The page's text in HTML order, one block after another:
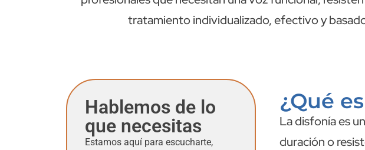
tratamiento individualizado, efectivo y
Hablemos de lo
que necesitas
Estamos aquí para escucharte,
¿Qué
La disfonía es
duración o